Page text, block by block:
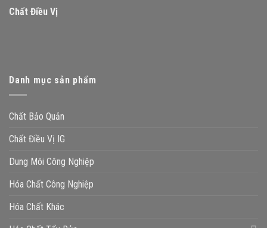
Chất Điều Vị
Danh mục sản phẩm
Chất Bảo Quản
Chất Điều Vị IG
Dung Môi Công Nghiệp
Hóa Chất Công Nghiệp
Hóa Chất Khác